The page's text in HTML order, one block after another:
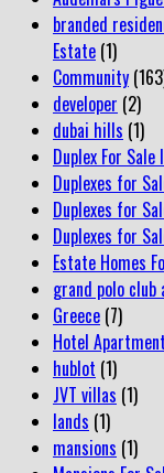
branded
Estate (1)
Community
developer (2)
dubai hills (1)
Duplex For
Duplexes for
Duplexes for
Duplexes for
Estate Homes
grand polo
Greece (7)
Hotel
hublot (1)
JVT villas (1)
lands (1)
mansions (1)